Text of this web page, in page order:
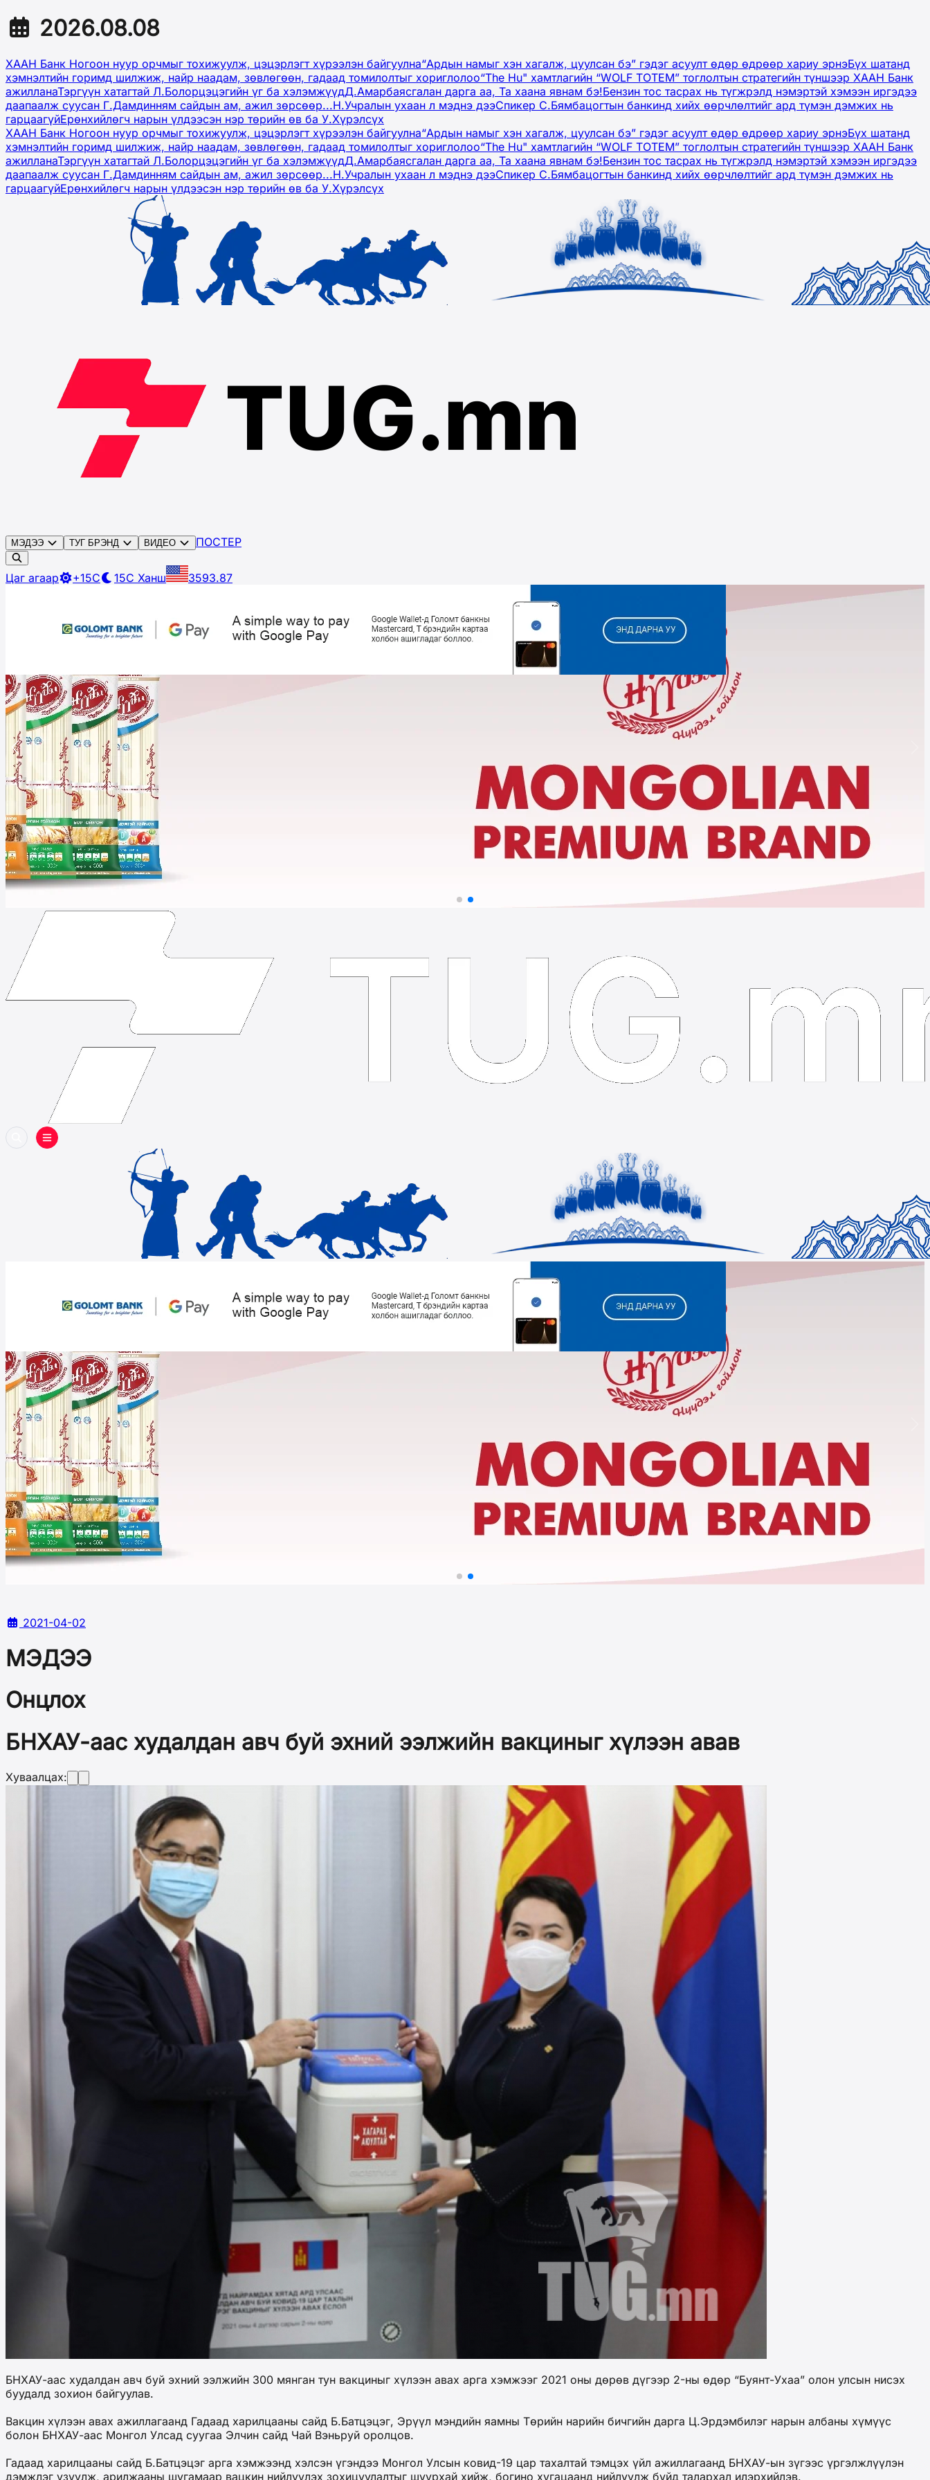
2026.08.08
ХААН Банк Ногоон нуур орчмыг тохижуулж, цэцэрлэгт хүрээлэн байгуулна“Ардын намыг хэн хагалж, цуулсан бэ” гэдэг асуулт өдөр өдрөөр хариу эрнэБүх шатанд
хэмнэлтийн горимд шилжиж, найр наадам, зөвлөгөөн, гадаад томилолтыг хориглолоо“The Hu" хамтлагийн “WOLF TOTEM” тоглолтын стратегийн түншээр ХААН Банк
ажилланаТэргүүн хатагтай Л.Болорцэцэгийн үг ба хэлэмжүүдД.Амарбаясгалан дарга аа, Та хаана явнам бэ!Бензин тос тасрах нь түгжрэлд нэмэртэй хэмээн иргэдээ
даапаалж суусан Г.Дамдинням сайдын ам, ажил зөрсөөр...Н.Учралын ухаан л мэднэ дээСпикер С.Бямбацогтын банкинд хийх өөрчлөлтийг ард түмэн дэмжих нь
гарцаагүйЕрөнхийлөгч нарын үлдээсэн нэр төрийн өв ба У.Хүрэлсүх
ХААН Банк Ногоон нуур орчмыг тохижуулж, цэцэрлэгт хүрээлэн байгуулна“Ардын намыг хэн хагалж, цуулсан бэ” гэдэг асуулт өдөр өдрөөр хариу эрнэБүх шатанд
хэмнэлтийн горимд шилжиж, найр наадам, зөвлөгөөн, гадаад томилолтыг хориглолоо“The Hu" хамтлагийн “WOLF TOTEM” тоглолтын стратегийн түншээр ХААН Банк
ажилланаТэргүүн хатагтай Л.Болорцэцэгийн үг ба хэлэмжүүдД.Амарбаясгалан дарга аа, Та хаана явнам бэ!Бензин тос тасрах нь түгжрэлд нэмэртэй хэмээн иргэдээ
даапаалж суусан Г.Дамдинням сайдын ам, ажил зөрсөөр...Н.Учралын ухаан л мэднэ дээСпикер С.Бямбацогтын банкинд хийх өөрчлөлтийг ард түмэн дэмжих нь
гарцаагүйЕрөнхийлөгч нарын үлдээсэн нэр төрийн өв ба У.Хүрэлсүх
МЭДЭЭ ТУГ БРЭНД ВИДЕО ПОСТЕР
Цаг агаар +15C 15C Ханш 3593.87
2021-04-02
МЭДЭЭ
Онцлох
БНХАУ-аас худалдан авч буй эхний ээлжийн вакциныг хүлээн авав
Хуваалцах:
БНХАУ-аас худалдан авч буй эхний ээлжийн 300 мянган тун вакциныг хүлээн авах арга хэмжээг 2021 оны дөрөв дүгээр 2-ны өдөр “Буянт-Ухаа” олон улсын нисэх
буудалд зохион байгуулав.
Вакцин хүлээн авах ажиллагаанд Гадаад харилцааны сайд Б.Батцэцэг, Эрүүл мэндийн яамны Төрийн нарийн бичгийн дарга Ц.Эрдэмбилэг нарын албаны хүмүүс
болон БНХАУ-аас Монгол Улсад суугаа Элчин сайд Чай Вэньруй оролцов.
Гадаад харилцааны сайд Б.Батцэцэг арга хэмжээнд хэлсэн үгэндээ Монгол Улсын ковид-19 цар тахалтай тэмцэх үйл ажиллагаанд БНХАУ-ын зүгээс үргэлжлүүлэн
дэмжлэг үзүүлж, арилжааны шугамаар вацкин нийлүүлэх зохицуулалтыг шуурхай хийж, богино хугацаанд нийлүүлж буйд талархал илэрхийлэв.